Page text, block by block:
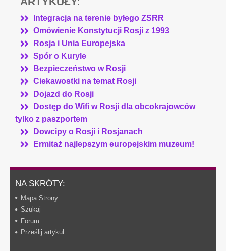
Integracja na terenie byłego ZSRR
Omówienie Konstytucji Rosji z 1993
Rosja i Unia Europejska
Spór o Kuryle
Bezpieczeństwo w Rosji
Ciekawostki na temat Rosji
Dojazd do Rosji
Dostęp do Wifi w Rosji dla obcokrajowców
tylko z paszportem
Dowcipy o Rosji i Rosjanach
Ermitaż najlepszym europejskim muzeum!
NA SKRÓTY:
Mapa Strony
Szukaj
Forum
Prześlij artykuł